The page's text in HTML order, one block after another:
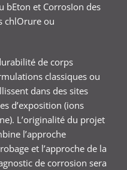
bEton et CorrosIon des
chlOrure ou
de corps
classiques ou
dans des sites
d’exposition (ions
L’originalité du projet
l’approche
et l’approche de la
de corrosion sera